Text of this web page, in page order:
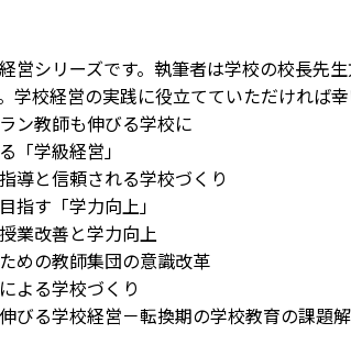
営シリーズです。執筆者は学校の校長先
学校経営の実践に役立てていただければ幸
ン教師も伸びる学校に
学級経営」
と信頼される学校づくり
す「学力向上」
業改善と学力向上
めの教師集団の意識改革
よる学校づくり
びる学校経営－転換期の学校教育の課題